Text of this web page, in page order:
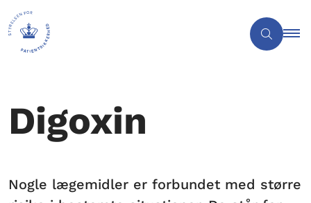
Digoxin
Nogle lægemidler er forbundet med større